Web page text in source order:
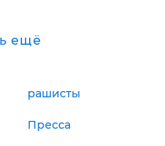
ещё
рашисты
Пресса